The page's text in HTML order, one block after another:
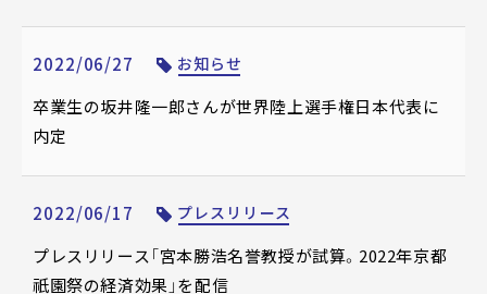
2022/06/27 お知らせ
卒業生の坂井隆一郎さんが世界陸上選手権日本代表に
内定
2022/06/17 プレスリリース
プレスリリース「宮本勝浩名誉教授が試算。2022年京都
祇園祭の経済効果」を配信